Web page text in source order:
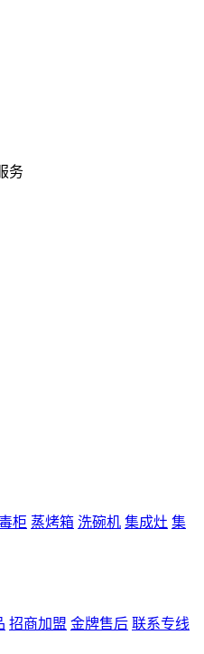
务
柜 蒸烤箱 洗碗机 集成灶 集
招商加盟 金牌售后 联系专线